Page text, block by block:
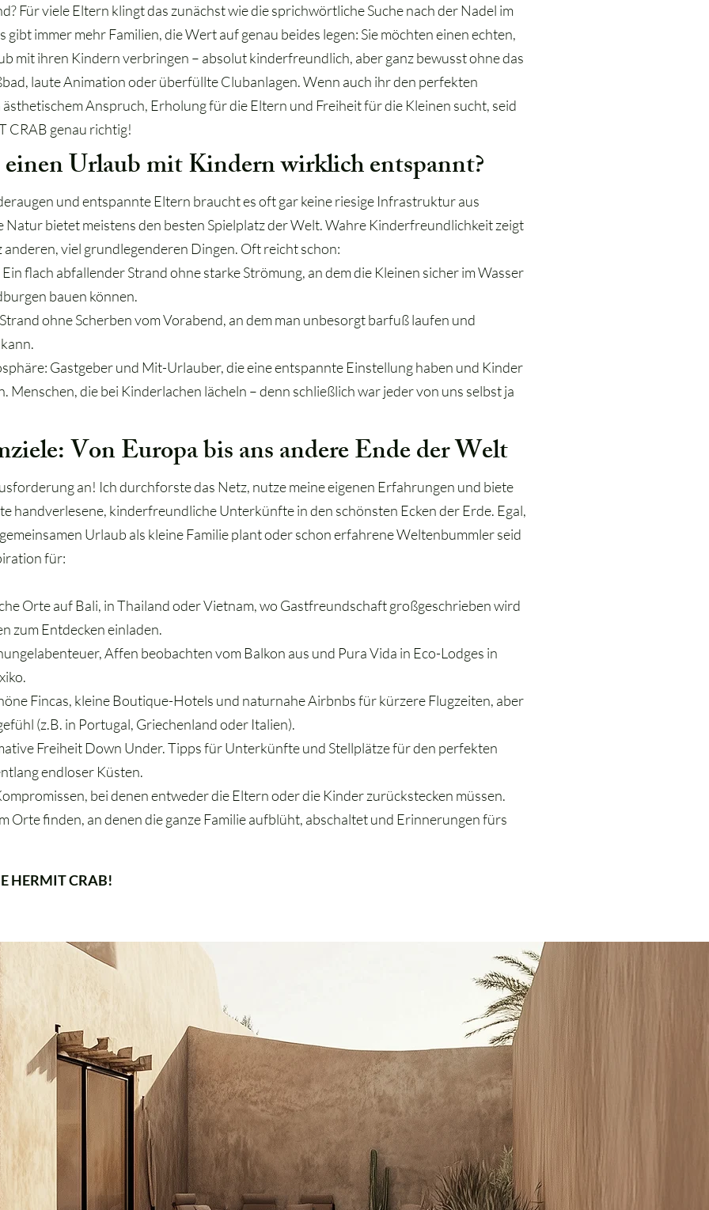
Für viele Eltern klingt das zunächst wie die sprichwörtliche Suche nach der Nadel im
gibt immer mehr Familien, die Wert auf genau beides legen: Sie möchten einen echten,
mit ihren Kindern verbringen – absolut kinderfreundlich, aber ganz bewusst ohne das
laute Animation oder überfüllte Clubanlagen. Wenn auch ihr den perfekten
Anspruch, Erholung für die Eltern und Freiheit für die Kleinen sucht, seid
CRAB genau richtig!
Urlaub mit Kindern wirklich entspannt?
und entspannte Eltern braucht es oft gar keine riesige Infrastruktur aus
Natur bietet meistens den besten Spielplatz der Welt. Wahre Kinderfreundlichkeit zeigt
anderen, viel grundlegenderen Dingen. Oft reicht schon:
flach abfallender Strand ohne starke Strömung, an dem die Kleinen sicher im Wasser
bauen können.
ohne Scherben vom Vorabend, an dem man unbesorgt barfuß laufen und
Gastgeber und Mit-Urlauber, die eine entspannte Einstellung haben und Kinder
Menschen, die bei Kinderlachen lächeln – denn schließlich war jeder von uns selbst ja
Von Europa bis ans andere Ende der Welt
an! Ich durchforste das Netz, nutze meine eigenen Erfahrungen und biete
handverlesene, kinderfreundliche Unterkünfte in den schönsten Ecken der Erde. Egal,
Urlaub als kleine Familie plant oder schon erfahrene Weltenbummler seid
für:
Orte auf Bali, in Thailand oder Vietnam, wo Gastfreundschaft großgeschrieben wird
zum Entdecken einladen.
Affen beobachten vom Balkon aus und Pura Vida in Eco-Lodges in
Fincas, kleine Boutique-Hotels und naturnahe Airbnbs für kürzere Flugzeiten, aber
(z.B. in Portugal, Griechenland oder Italien).
Freiheit Down Under. Tipps für Unterkünfte und Stellplätze für den perfekten
endloser Küsten.
bei denen entweder die Eltern oder die Kinder zurückstecken müssen.
Orte finden, an denen die ganze Familie aufblüht, abschaltet und Erinnerungen fürs
HERMIT CRAB!